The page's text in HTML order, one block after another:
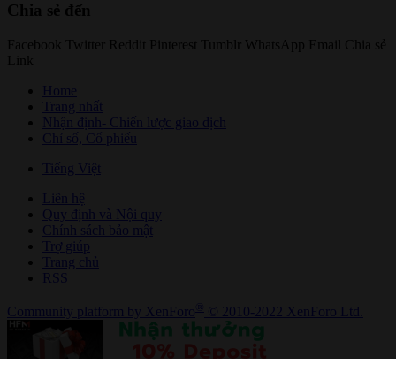
Chia sẻ đến
Facebook Twitter Reddit Pinterest Tumblr WhatsApp Email
Chia sẻ
Link
Home
Trang nhất
Nhận định- Chiến lược giao dịch
Chỉ số, Cổ phiếu
Tiếng Việt
Liên hệ
Quy định và Nội quy
Chính sách bảo mật
Trợ giúp
Trang chủ
RSS
Community platform by XenForo © 2010-2022 XenForo Ltd.